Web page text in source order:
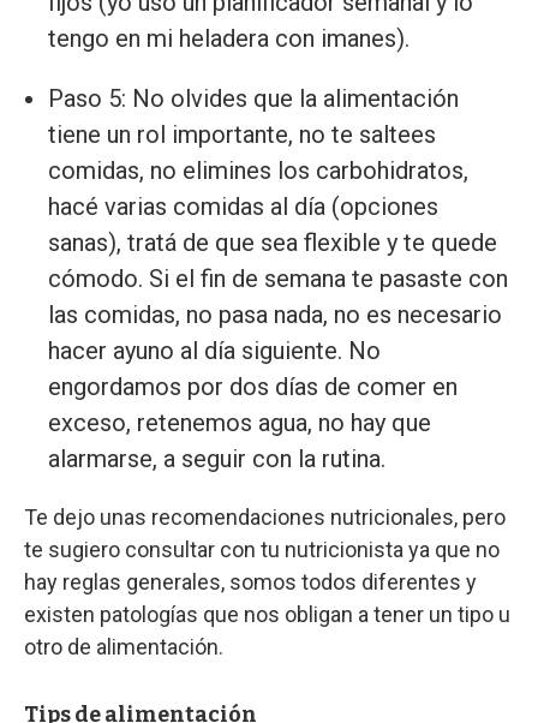
tengo en mi heladera con imanes).
Paso 5: No olvides que la alimentación
tiene un rol importante, no te saltees
comidas, no elimines los carbohidratos,
hacé varias comidas al día (opciones
sanas), tratá de que sea flexible y te quede
cómodo. Si el fin de semana te pasaste con
las comidas, no pasa nada, no es necesario
hacer ayuno al día siguiente. No
engordamos por dos días de comer en
exceso, retenemos agua, no hay que
alarmarse, a seguir con la rutina.
Te dejo unas recomendaciones nutricionales, pero
te sugiero consultar con tu nutricionista ya que no
hay reglas generales, somos todos diferentes y
existen patologías que nos obligan a tener un tipo u
otro de alimentación.
Tips de alimentación